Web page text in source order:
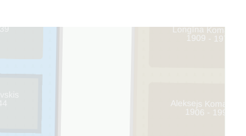
Longīna Komarovs
1909 - 1978
Aleksejs Komarovs
1906 - 1990